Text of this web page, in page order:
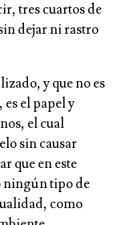
tres cuartos de
dejar ni rastro
y que no es
el papel y
el cual
sin causar
que en este
ningún tipo de
como